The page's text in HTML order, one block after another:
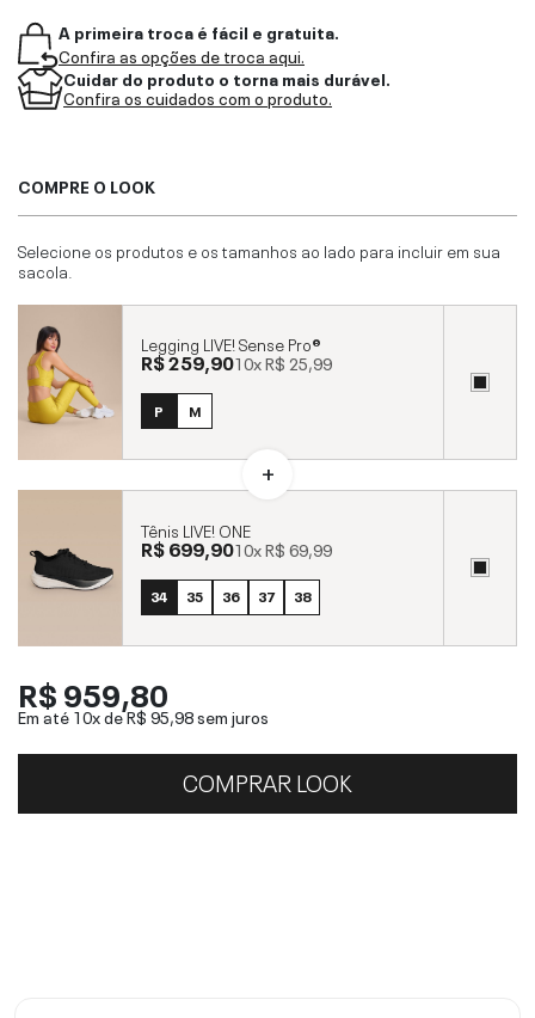
A primeira troca é fácil e gratuita.
Confira as opções de troca aqui.
Cuidar do produto o torna mais durável.
Confira os cuidados com o produto.
COMPRE O LOOK
Selecione os produtos e os tamanhos ao lado para incluir em sua
sacola.
Legging LIVE! Sense Pro®
R$ 259,9010xR$ 25,99
P M
Tênis LIVE! ONE
R$ 699,9010xR$ 69,99
34 35 36 37 38
R$ 959,80
Em até 10x deR$ 95,98sem juros
COMPRAR LOOK